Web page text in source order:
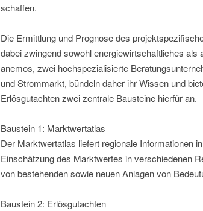
schaffen.
Die Ermittlung und Prognose des
dabei zwingend sowohl energiewirtschaftliches
anemos, zwei hochspezialisierte
und Strommarkt, bündeln daher ihr Wissen und
Erlösgutachten zwei zentrale Bausteine hierfür an.
Baustein 1: Marktwertatlas
Der Marktwertatlas liefert regionale Informationen
Einschätzung des Marktwertes in verschiedenen
von bestehenden sowie neuen Anlagen von
Baustein 2: Erlösgutachten